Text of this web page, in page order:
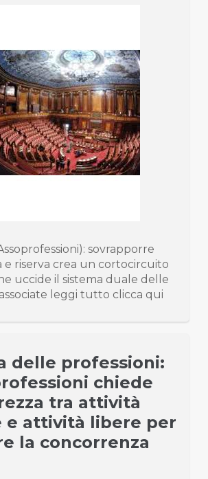
sovrapporre
e riserva crea un cortocircuito
uccide il sistema duale delle
leggi tutto clicca qui
delle professioni:
chiede
tra attività
e attività libere per
la concorrenza